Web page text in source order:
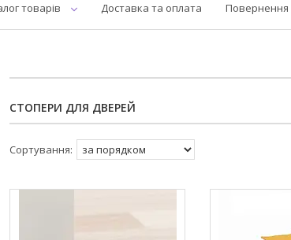
товарів Доставка та оплата Повернення
СТОПЕРИ ДЛЯ ДВЕРЕЙ